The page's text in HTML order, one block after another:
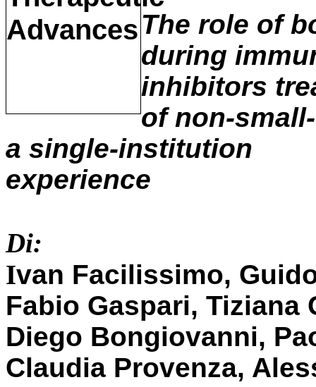
The role of
during
inhibitors
of non-
a single-institution
experience
Di:
Ivan Facilissimo,
Fabio Gaspari, Tiziana
Diego Bongiovanni,
Claudia Provenza,